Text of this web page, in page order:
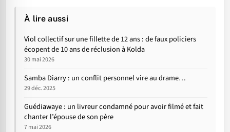
À lire aussi
Viol collectif sur une fillette de 12 ans : de faux policiers
écopent de 10 ans de réclusion à Kolda
30 mai 2026
Samba Diarry : un conflit personnel vire au drame…
29 déc. 2025
Guédiawaye : un livreur condamné pour avoir filmé et fait
chanter l’épouse de son père
7 mai 2026